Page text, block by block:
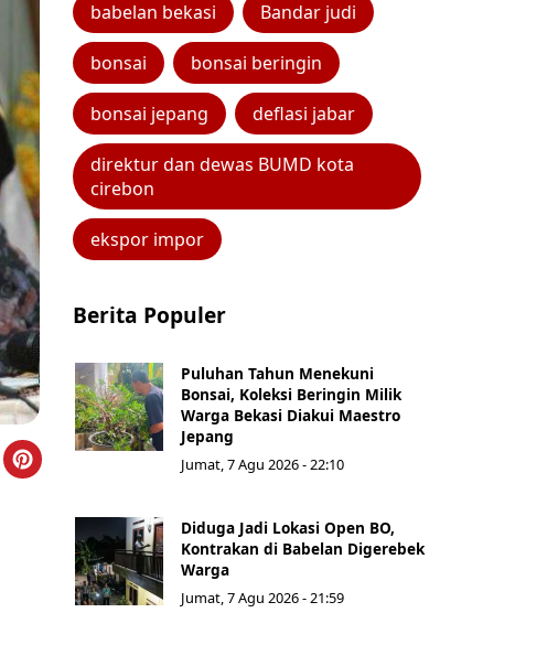
babelan bekasi Bandar judi
bonsai bonsai beringin
bonsai jepang deflasi jabar
direktur dan dewas BUMD kota
cirebon
ekspor impor
Berita Populer
Puluhan Tahun Menekuni
Bonsai, Koleksi Beringin Milik
Warga Bekasi Diakui Maestro
Jepang
Jumat, 7 Agu 2026 - 22:10
Diduga Jadi Lokasi Open BO,
Kontrakan di Babelan Digerebek
Warga
Jumat, 7 Agu 2026 - 21:59